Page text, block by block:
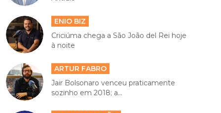
ENIO BIZ
Criciúma chega a São João del Rei hoje
à noite
ARTUR FABRO
Jair Bolsonaro venceu praticamente
sozinho em 2018; a...